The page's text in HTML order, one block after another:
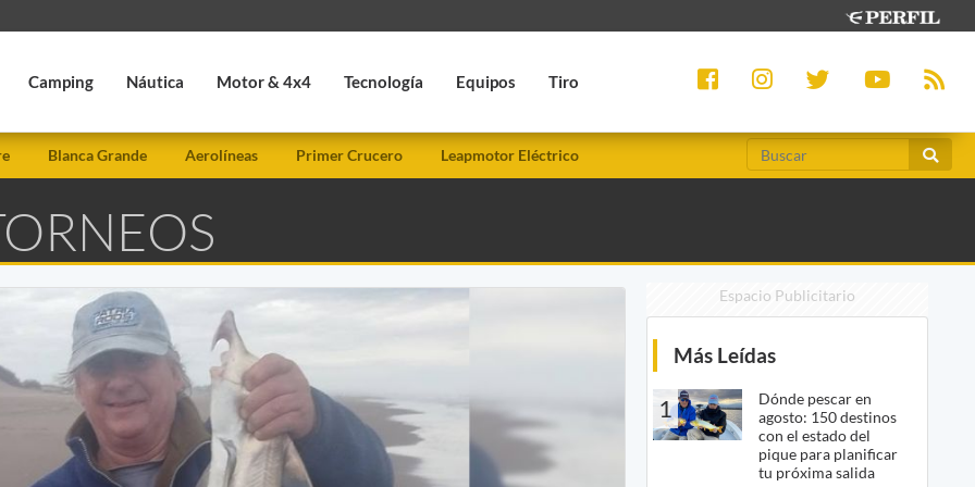
Camping Náutica Motor & 4x4 Tecnología Equipos Tiro
Blanca Grande Aerolíneas Primer Crucero Leapmotor Eléctrico
Espacio Publicitario
Más Leídas
1
Dónde pescar en
agosto: 150 destinos
con el estado del
pique para planificar
tu próxima salida